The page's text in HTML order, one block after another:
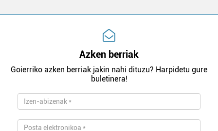
Azken berriak
Goierriko azken berriak jakin nahi dituzu? Harpidetu gure
buletinera!